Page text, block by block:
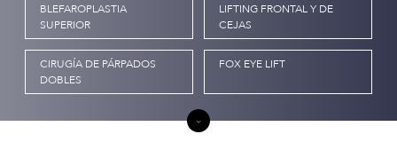
BLEFAROPLASTIA
SUPERIOR
LIFTING FRONTAL Y DE
CEJAS
CIRUGÍA DE PÁRPADOS
DOBLES
FOX EYE LIFT